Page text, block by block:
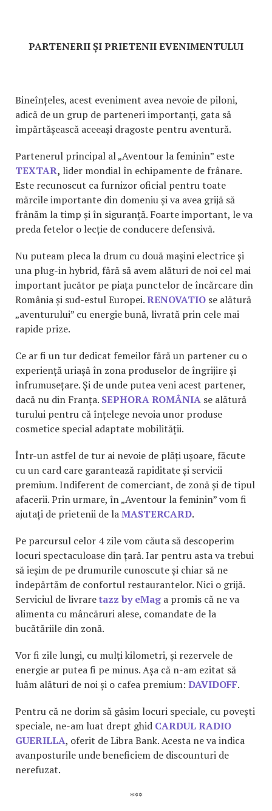
PARTENERII ȘI PRIETENII EVENIMENTULUI
Bineînțeles, acest eveniment avea nevoie de piloni,
adică de un grup de parteneri importanți, gata să
împărtășească aceeași dragoste pentru aventură.
Partenerul principal al „Aventour la feminin” este
TEXTAR, lider mondial în echipamente de frânare.
Este recunoscut ca furnizor oficial pentru toate
mărcile importante din domeniu și va avea grijă să
frânăm la timp și în siguranță. Foarte important, le va
preda fetelor o lecție de conducere defensivă.
Nu puteam pleca la drum cu două mașini electrice și
una plug-in hybrid, fără să avem alături de noi cel mai
important jucător pe piața punctelor de încărcare din
România și sud-estul Europei.RENOVATIO se alătură
„aventurului” cu energie bună, livrată prin cele mai
rapide prize.
Ce ar fi un tur dedicat femeilor fără un partener cu o
experiență uriașă în zona produselor de îngrijire și
înfrumusețare. Și de unde putea veni acest partener,
dacă nu din Franța. SEPHORA ROMÂNIA se alătură
turului pentru că înțelege nevoia unor produse
cosmetice special adaptate mobilității.
Într-un astfel de tur ai nevoie de plăți ușoare, făcute
cu un card care garantează rapiditate și servicii
premium. Indiferent de comerciant, de zonă și de tipul
afacerii. Prin urmare, în „Aventour la feminin” vom fi
ajutați de prietenii de laMASTERCARD.
Pe parcursul celor 4 zile vom căuta să descoperim
locuri spectaculoase din țară. Iar pentru asta va trebui
să ieșim de pe drumurile cunoscute și chiar să ne
îndepărtăm de confortul restaurantelor. Nici o grijă.
Serviciul de livraretazz by eMag a promis că ne va
alimenta cu mâncăruri alese, comandate de la
bucătăriile din zonă.
Vor fi zile lungi, cu mulți kilometri, și rezervele de
energie ar putea fi pe minus. Așa că n-am ezitat să
luăm alături de noi și o cafea premium: DAVIDOFF.
Pentru că ne dorim să găsim locuri speciale, cu povești
speciale, ne-am luat drept ghid CARDUL RADIO
GUERILLA, oferit de Libra Bank. Acesta ne va indica
avanposturile unde beneficiem de discounturi de
nerefuzat.
***